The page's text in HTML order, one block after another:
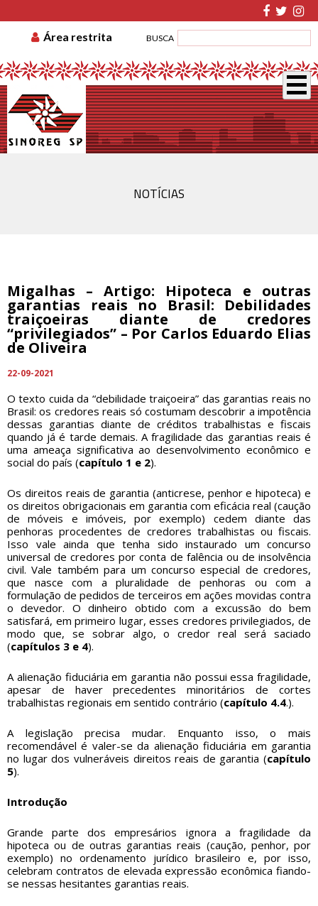
TABELA DE CUSTAS ASSOCIE-SE
GUIA DE
BUSCA
Área restrita
NOTÍCIAS
Migalhas – Artigo: Hipoteca e outras
garantias reais no Brasil: Debilidades
traiçoeiras diante de credores
“privilegiados” – Por Carlos Eduardo Elias
de Oliveira
22-09-2021
O texto cuida da “debilidade traiçoeira” das garantias reais no
Brasil: os credores reais só costumam descobrir a impotência
dessas garantias diante de créditos trabalhistas e fiscais
quando já é tarde demais. A fragilidade das garantias reais é
uma ameaça significativa ao desenvolvimento econômico e
social do país (capítulo 1 e 2).
Os direitos reais de garantia (anticrese, penhor e hipoteca) e
os direitos obrigacionais em garantia com eficácia real (caução
de móveis e imóveis, por exemplo) cedem diante das
penhoras procedentes de credores trabalhistas ou fiscais.
Isso vale ainda que tenha sido instaurado um concurso
universal de credores por conta de falência ou de insolvência
civil. Vale também para um concurso especial de credores,
que nasce com a pluralidade de penhoras ou com a
formulação de pedidos de terceiros em ações movidas contra
o devedor. O dinheiro obtido com a excussão do bem
satisfará, em primeiro lugar, esses credores privilegiados, de
modo que, se sobrar algo, o credor real será saciado
(capítulos 3 e 4).
A alienação fiduciária em garantia não possui essa fragilidade,
apesar de haver precedentes minoritários de cortes
trabalhistas regionais em sentido contrário (capítulo 4.4.).
A legislação precisa mudar. Enquanto isso, o mais
recomendável é valer-se da alienação fiduciária em garantia
no lugar dos vulneráveis direitos reais de garantia (capítulo
5).
Introdução
Grande parte dos empresários ignora a fragilidade da
hipoteca ou de outras garantias reais (caução, penhor, por
exemplo) no ordenamento jurídico brasileiro e, por isso,
celebram contratos de elevada expressão econômica fiando-
se nessas hesitantes garantias reais.